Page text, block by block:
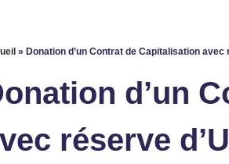
» Donation d’un Contrat de Capitalisation
d’un
réserve